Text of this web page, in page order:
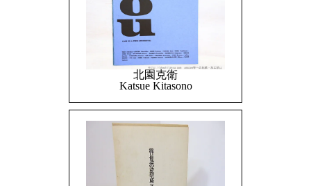
北園克衛
Katsue Kitasono